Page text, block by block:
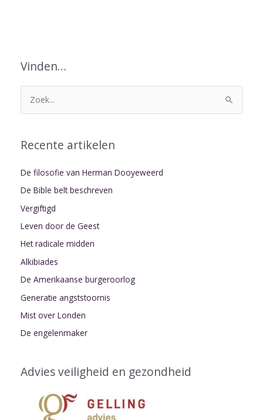
Vinden…
o
k
a
r
:
Recente artikelen
De filosofie van Herman Dooyeweerd
De Bible belt beschreven
Vergiftigd
Leven door de Geest
Het radicale midden
Alkibiades
De Amerikaanse burgeroorlog
Generatie angststoornis
Mist over Londen
De engelenmaker
Advies veiligheid en gezondheid